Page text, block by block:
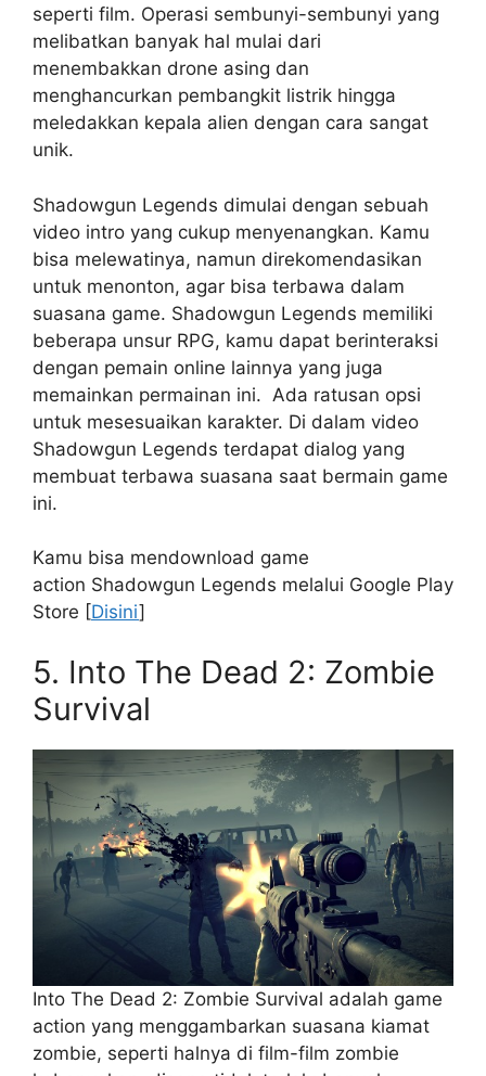
seperti film. Operasi sembunyi-sembunyi yang
melibatkan banyak hal mulai dari
menembakkan drone asing dan
menghancurkan pembangkit listrik hingga
meledakkan kepala alien dengan cara sangat
unik.
Shadowgun Legends dimulai dengan sebuah
video intro yang cukup menyenangkan. Kamu
bisa melewatinya, namun direkomendasikan
untuk menonton, agar bisa terbawa dalam
suasana game. Shadowgun Legends memiliki
beberapa unsur RPG, kamu dapat berinteraksi
dengan pemain online lainnya yang juga
memainkan permainan ini. Ada ratusan opsi
untuk mesesuaikan karakter. Di dalam video
Shadowgun Legends terdapat dialog yang
membuat terbawa suasana saat bermain game
ini.
Kamu bisa mendownload game
action Shadowgun Legends melalui Google Play
Store [Disini]
5. Into The Dead 2: Zombie
Survival
Into The Dead 2: Zombie Survival adalah game
action yang menggambarkan suasana kiamat
zombie, seperti halnya di film-film zombie